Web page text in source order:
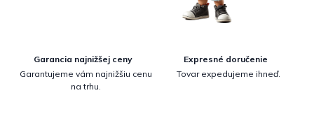
Garancia najnižšej ceny
Garantujeme vám najnižšiu cenu
na trhu.
Expresné doručenie
Tovar expedujeme ihneď.